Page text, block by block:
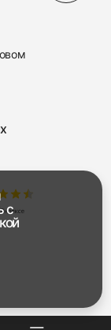
37
с